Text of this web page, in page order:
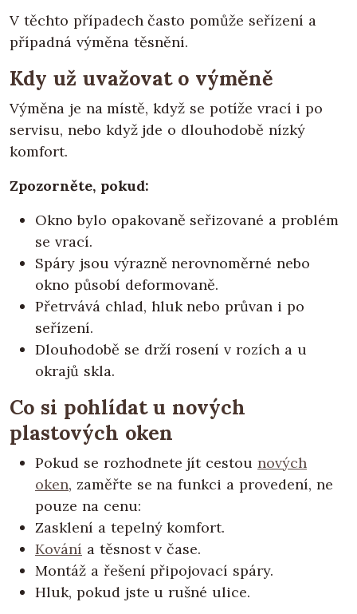
V těchto případech často pomůže seřízení a
případná výměna těsnění.
Kdy už uvažovat o výměně
Výměna je na místě, když se potíže vrací i po
servisu, nebo když jde o dlouhodobě nízký
komfort.
Zpozorněte, pokud:
Okno bylo opakovaně seřizované a problém
se vrací.
Spáry jsou výrazně nerovnoměrné nebo
okno působí deformovaně.
Přetrvává chlad, hluk nebo průvan i po
seřízení.
Dlouhodobě se drží rosení v rozích a u
okrajů skla.
Co si pohlídat u nových
plastových oken
Pokud se rozhodnete jít cestou nových
oken, zaměřte se na funkci a provedení, ne
pouze na cenu:
Zasklení a tepelný komfort.
Kování a těsnost v čase.
Montáž a řešení připojovací spáry.
Hluk, pokud jste u rušné ulice.